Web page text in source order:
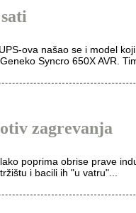
ova našao se i model
Syncro 650X AVR.
zagrevanja
poprima obrise prave
i bacili ih "u vatru"...